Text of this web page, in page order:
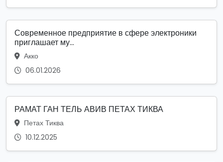
Современное предприятие в сфере электроники
приглашает му...
Акко
06.01.2026
РАМАТ ГАН ТЕЛЬ АВИВ ПЕТАХ ТИКВА
Петах Тиква
10.12.2025